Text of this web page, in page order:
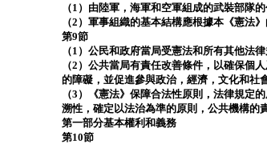
（1）由陸軍，海軍和空軍組成的武裝部隊
（2）軍事組織的基本結構應根據本《憲法
第9節
（1）公民和政府當局受憲法和所有​​其他法律
（2）公共當局有責任改善條件，以確保個
的障礙，並促進參與政治，經濟，文化和社
（3）《憲法》保障合法性原則，法律規定
溯性，確定以法治為準的原則，公共機構的
第一部分基本權利和義務
第10節